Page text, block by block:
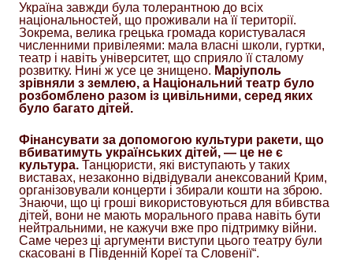
Україна завжди була толерантною до всіх
національностей, що проживали на її території.
Зокрема, велика грецька громада користувалася
численними привілеями: мала власні школи, гуртки,
театр і навіть університет, що сприяло її сталому
розвитку. Нині ж усе це знищено. Маріуполь
зрівняли з землею, а Національний театр було
розбомблено разом із цивільними, серед яких
було багато дітей.
Фінансувати за допомогою культури ракети, що
вбиватимуть українських дітей, — це не є
культура. Танцюристи, які виступають у таких
виставах, незаконно відвідували анексований Крим,
організовували концерти і збирали кошти на зброю.
Знаючи, що ці гроші використовуються для вбивства
дітей, вони не мають морального права навіть бути
нейтральними, не кажучи вже про підтримку війни.
Саме через ці аргументи виступи цього театру були
скасовані в Південній Кореї та Словенії“.